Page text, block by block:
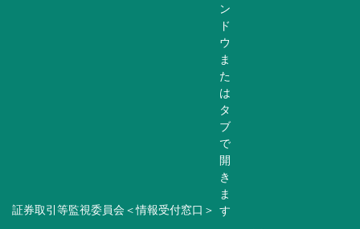
証券取引等監視委員会＜情報受付窓口＞